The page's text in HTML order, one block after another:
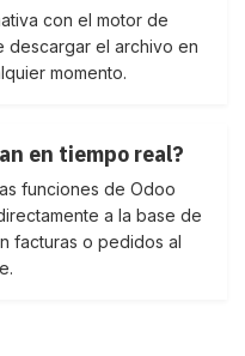
con el motor de
descargar el archivo en
momento.
en tiempo real?
funciones de Odoo
a la base de
facturas o pedidos al